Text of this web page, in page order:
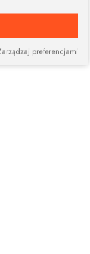
preferencjami